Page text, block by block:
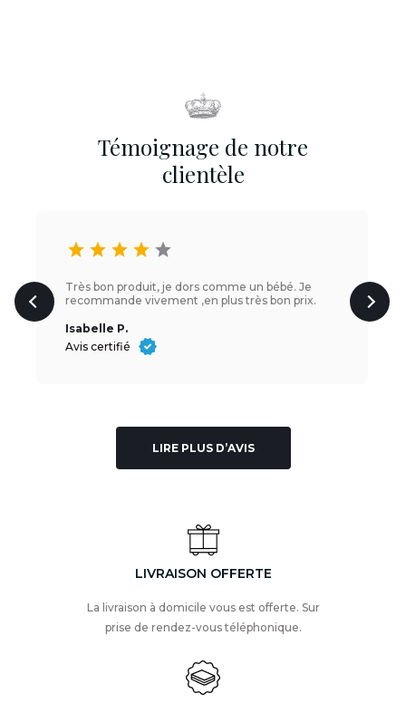
Témoignage de notre
clientèle
star star star star star
Très bon produit, je dors comme un bébé. Je
recommande vivement ,en plus très bon prix.
Isabelle P.
Avis certifié
LIRE PLUS D’AVIS
LIVRAISON OFFERTE
La livraison à domicile vous est offerte. Sur
prise de rendez-vous téléphonique.